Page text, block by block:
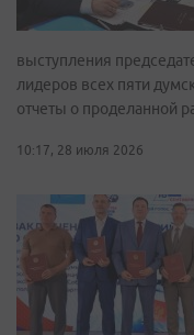
выступления
лидеров всех пяти
отчеты о проделанной
10:17, 28 июля 2026